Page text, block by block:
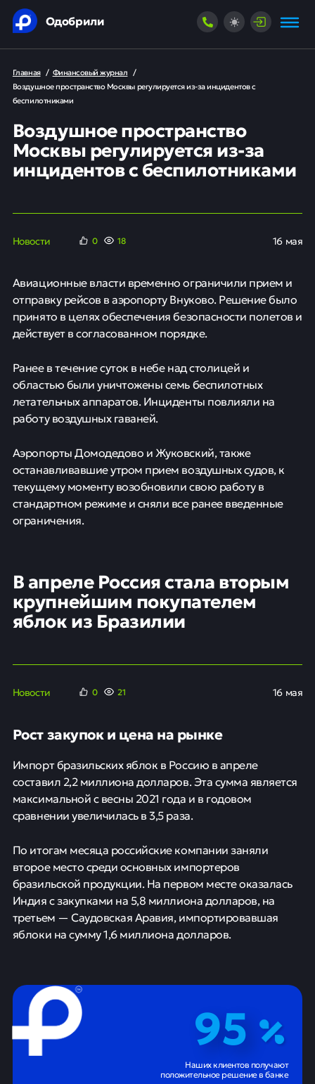
Одобрили
Главная / Финансовый журнал /
Воздушное пространство Москвы регулируется из-за инцидентов с
беспилотниками
Воздушное пространство
Москвы регулируется из-за
инцидентов с беспилотниками
Новости 0 18 16 мая
Авиационные власти временно ограничили прием и
отправку рейсов в аэропорту Внуково. Решение было
принято в целях обеспечения безопасности полетов и
действует в согласованном порядке.
Ранее в течение суток в небе над столицей и
областью были уничтожены семь беспилотных
летательных аппаратов. Инциденты повлияли на
работу воздушных гаваней.
Аэропорты Домодедово и Жуковский, также
останавливавшие утром прием воздушных судов, к
текущему моменту возобновили свою работу в
стандартном режиме и сняли все ранее введенные
ограничения.
В апреле Россия стала вторым
крупнейшим покупателем
яблок из Бразилии
Новости 0 21 16 мая
Рост закупок и цена на рынке
Импорт бразильских яблок в Россию в апреле
составил 2,2 миллиона долларов. Эта сумма является
максимальной с весны 2021 года и в годовом
сравнении увеличилась в 3,5 раза.
По итогам месяца российские компании заняли
второе место среди основных импортеров
бразильской продукции. На первом месте оказалась
Индия с закупками на 5,8 миллиона долларов, на
третьем — Саудовская Аравия, импортировавшая
яблоки на сумму 1,6 миллиона долларов.
95
Наших клиентов получают
положительное решение в банке